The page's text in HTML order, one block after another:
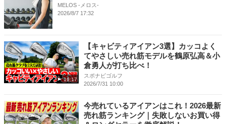
MELOS -メロス-
2026/8/7 17:32
16:17
【キャビティアイアン3選】カッコよく
てやさしい売れ筋モデルを鶴原弘高＆小
倉勇人が打ち比べ！
スポナビゴルフ
2026/7/31 10:00
今売れているアイアンはこれ！2026最新
売れ筋ランキング｜失敗しないお買い得